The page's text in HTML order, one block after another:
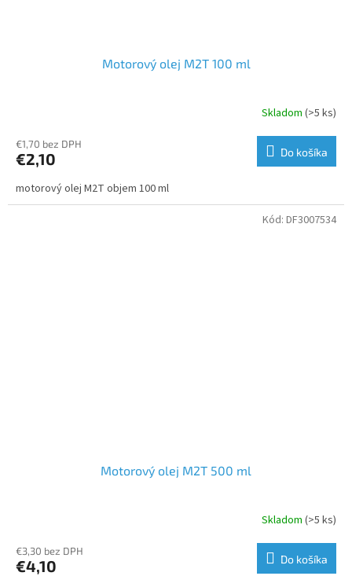
Motorový olej M2T 100 ml
Skladom (>5 ks)
€1,70 bez DPH
€2,10 Do košíka
motorový olej M2T objem 100 ml
Motorový olej M2T 500 ml
Skladom (>5 ks)
€3,30 bez DPH
€4,10 Do košíka
Kód: DF3007534